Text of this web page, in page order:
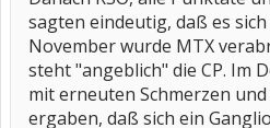
sagten eindeutig, daß es
November wurde MTX
steht "angeblich" die CP. Im
mit erneuten Schmerzen
ergaben, daß sich ein